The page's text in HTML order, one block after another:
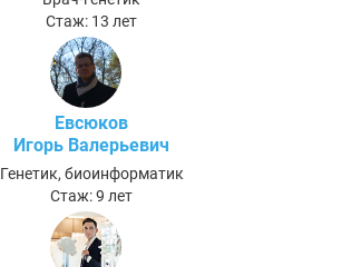
Стаж: 13 лет
Евсюков
Игорь Валерьевич
Генетик, биоинформатик
Стаж: 9 лет